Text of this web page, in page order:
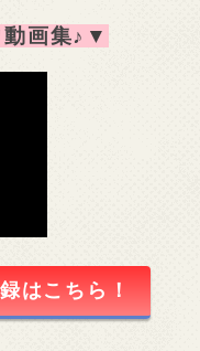
画集♪ ▼
はこちら！